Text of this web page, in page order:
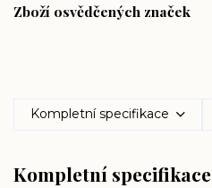
Zboží osvědčených značek
Kompletní specifikace
Kompletní specifikace